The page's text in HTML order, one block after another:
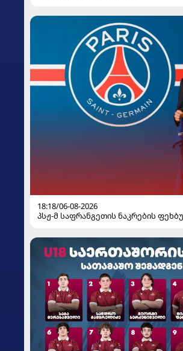
18:18/06-08-2026
პსჟ-მ საფრანგეთის ნაკრების